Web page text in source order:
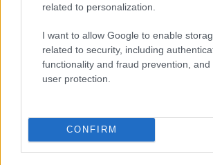
related to personalization.
I want to allow Google to enable
related to security, including
functionality and fraud prevention, and
user protection.
CONFIRM